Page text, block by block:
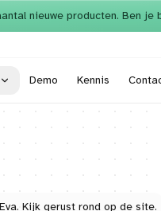
nieuwe producten. Ben je
Demo Kennis
Kijk gerust rond op de site.